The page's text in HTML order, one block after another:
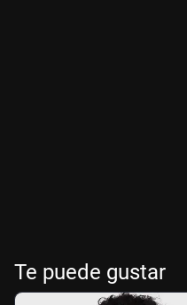
Te puede gustar